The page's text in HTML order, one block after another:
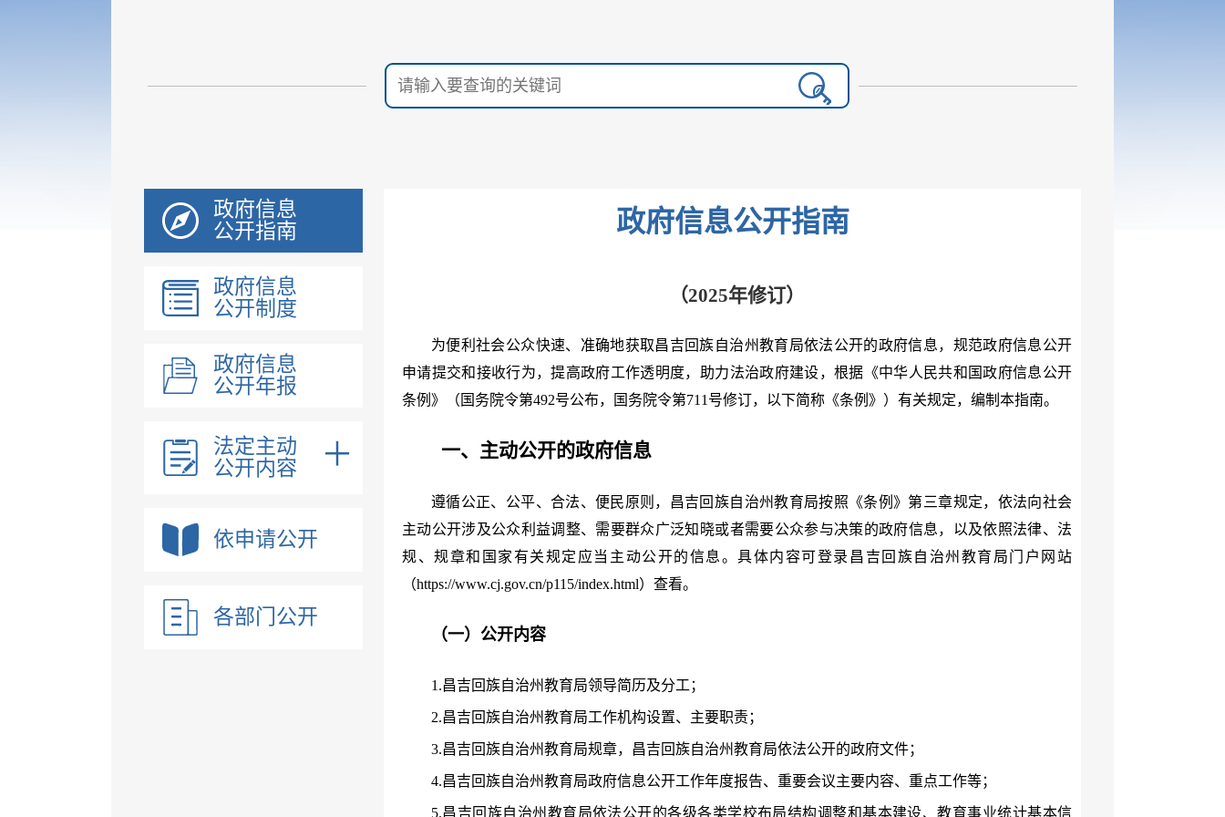
政府信息
公开指南
政府信息
公开制度
政府信息
公开年报
法定主动
公开内容
依申请公开
各部门公开
政府信息公开指南
（2025年修订）
为便利社会公众快速、准确地获取昌吉回族自治州教育局依法公开的政府信息，规范政府信息公开
申请提交和接收行为，提高政府工作透明度，助力法治政府建设，根据《中华人民共和国政府信息公开
条例》（国务院令第492号公布，国务院令第711号修订，以下简称《条例》）有关规定，编制本指南。
一、主动公开的政府信息
遵循公正、公平、合法、便民原则，昌吉回族自治州教育局按照《条例》第三章规定，依法向社会
主动公开涉及公众利益调整、需要群众广泛知晓或者需要公众参与决策的政府信息，以及依照法律、法
规、规章和国家有关规定应当主动公开的信息。具体内容可登录昌吉回族自治州教育局门户网站
（https://www.cj.gov.cn/p115/index.html）查看。
（一）公开内容
1.昌吉回族自治州教育局领导简历及分工；
2.昌吉回族自治州教育局工作机构设置、主要职责；
3.昌吉回族自治州教育局规章，昌吉回族自治州教育局依法公开的政府文件；
4.昌吉回族自治州教育局政府信息公开工作年度报告、重要会议主要内容、重点工作等；
5.昌吉回族自治州教育局依法公开的各级各类学校布局结构调整和基本建设、教育事业统计基本信